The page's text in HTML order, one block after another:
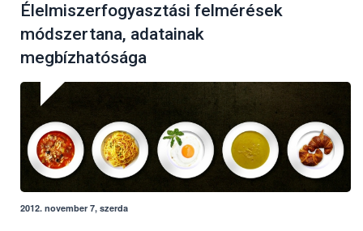
Élelmiszerfogyasztási felmérések
módszertana, adatainak
megbízhatósága
2012. november 7, szerda